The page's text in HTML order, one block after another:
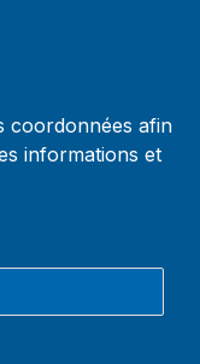
coordonnées afin
informations et